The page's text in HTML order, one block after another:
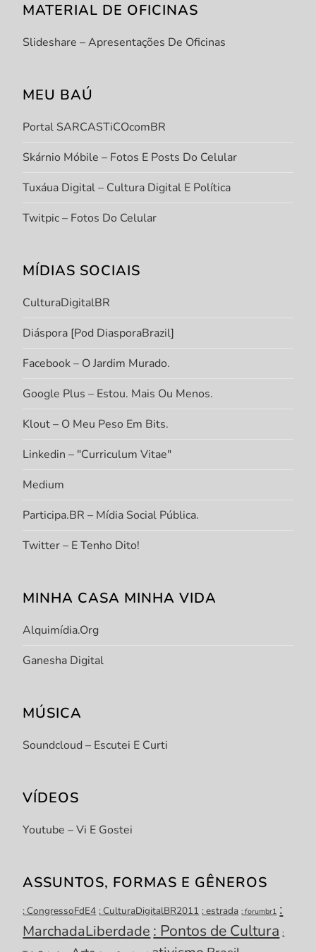
MATERIAL DE OFICINAS
Slideshare – Apresentações De Oficinas
MEU BAÚ
Portal SARCASTiCOcomBR
Skárnio Móbile – Fotos E Posts Do Celular
Tuxáua Digital – Cultura Digital E Política
Twitpic – Fotos Do Celular
MÍDIAS SOCIAIS
CulturaDigitalBR
Diáspora [Pod DiasporaBrazil]
Facebook – O Jardim Murado.
Google Plus – Estou. Mais Ou Menos.
Klout – O Meu Peso Em Bits.
Linkedin – "Curriculum Vitae"
Medium
Participa.BR – Mídia Social Pública.
Twitter – E Tenho Dito!
MINHA CASA MINHA VIDA
Alquimídia.org
Ganesha Digital
MÚSICA
Soundcloud – Escutei E Curti
VÍDEOS
Youtube – Vi E Gostei
ASSUNTOS, FORMAS E GÊNEROS
: CongressoFdE4 : CulturaDigitalBR2011 : estrada : forumbr1 :
MarchadaLiberdade : Pontos de Cultura :